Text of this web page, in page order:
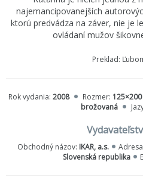
najemancipovanejších
ktorú predvádza na záver, nie je
ovládaní mužov
Preklad:
Rok vydania: 2008 Rozmer:
brožovaná
Obchodný názov: IKAR, a.s.
Slovenská republika